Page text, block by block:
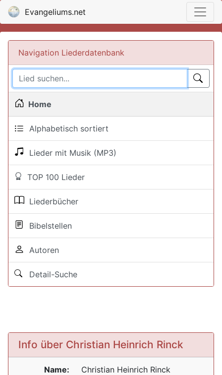
Evangeliums.net
Navigation Liederdatenbank
Home
Alphabetisch sortiert
Lieder mit Musik (MP3)
TOP 100 Lieder
Liederbücher
Bibelstellen
Autoren
Detail-Suche
Info über Christian Heinrich Rinck
Name: Christian Heinrich Rinck